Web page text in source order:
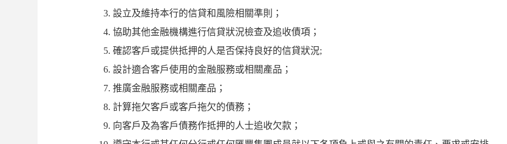
設立及維持本行的信貸和風險相關準則；
協助其他金融機構進行信貸狀況檢查及追收債項；
確認客戶或提供抵押的人是否保持良好的信貸狀況;
設計適合客戶使用的金融服務或相關產品；
推廣金融服務或相關產品；
計算拖欠客戶或客戶拖欠的債務；
向客戶及為客戶債務作抵押的人士追收欠款；